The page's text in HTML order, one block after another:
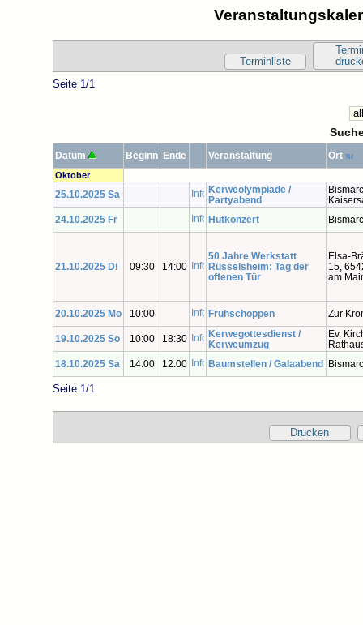
Terminliste
Seite 1/1
Datum Beginn Ende Veranstaltung Ort
Oktober
25.10.2025 Sa
Kerweolympiade /
Partyabend
24.10.2025 Fr
Hutkonzert
21.10.2025 Di 09:30 14:00
50 Jahre Werkstatt
Rüsselsheim: Tag der
offenen Tür
Elsa-
15,
am
20.10.2025 Mo 10:00 Frühschoppen Zur
19.10.2025 So 10:00 18:30
Kerwegottesdienst /
Kerweumzug
Ev.
18.10.2025 Sa
14:00 12:00 Baumstellen / Galaabend
Seite 1/1
Drucken